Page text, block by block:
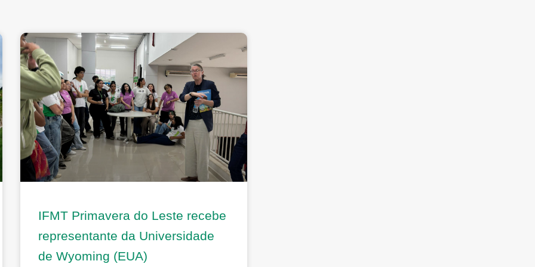
IFMT Primavera do Leste recebe
representante da Universidade
de Wyoming (EUA)